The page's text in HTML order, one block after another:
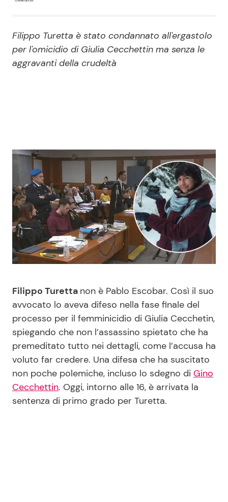
Persone Scomparse
Politica
Programmi TV
News Cinema
News Musica
News Spettacolo
News dal mondo
Benessere
Moda e Style
Mondo Mamma
News benessere
Salute
Cucina e Ricette
Dolci
Le Ricette in TV
Primi Piatti
Ricette Facili e Veloci
Filippo Turetta è stato condannato all'ergastolo
per l'omicidio di Giulia Cecchettin ma senza le
aggravanti della crudeltà
Filippo Turetta non è Pablo Escobar. Così il suo
avvocato lo aveva difeso nella fase finale del
processo per il femminicidio di Giulia Cecchetin,
spiegando che non l’assassino spietato che ha
premeditato tutto nei dettagli, come l’accusa ha
voluto far credere. Una difesa che ha suscitato
non poche polemiche, incluso lo sdegno di Gino
Cecchettin. Oggi, intorno alle 16, è arrivata la
sentenza di primo grado per Turetta.